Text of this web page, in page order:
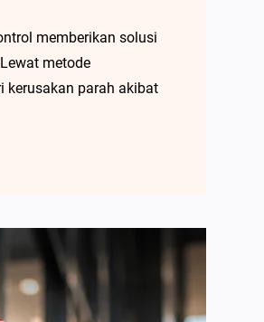
memberikan solusi
metode
kerusakan parah akibat